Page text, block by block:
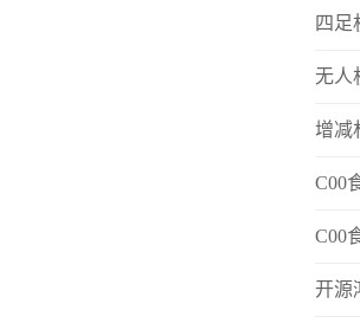
四足
无人
增减
C00
C00
开源